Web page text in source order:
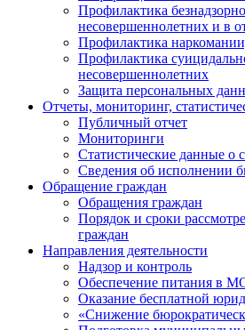
Профилактика
несовершеннолетних и в
Профилактика
Профилактика
несовершеннолетних
Защита персональных
Отчеты, мониторинг,
Публичный отчет
Мониторинги
Статистические данные о
Сведения об исполнении
Обращение граждан
Обращения граждан
Порядок и сроки
граждан
Направления деятельности
Надзор и контроль
Обеспечение питания в
Оказание бесплатной
«Снижение